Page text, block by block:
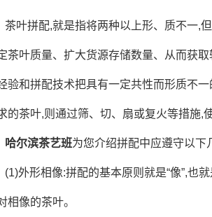
茶叶拼配,就是指将两种以上形、质不一,
茶叶质量、扩大货源存储数量、从而获取
验和拼配技术把具有一定共性而形质不
的茶叶,则通过筛、切、扇或复火等措施,
哈尔滨茶艺班为您介绍拼配中应遵守以下
(1)外形相像:拼配的基本原则就是“像”,也
相像的茶叶。